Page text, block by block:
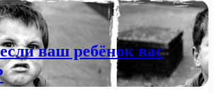
ваш ребёнок вас